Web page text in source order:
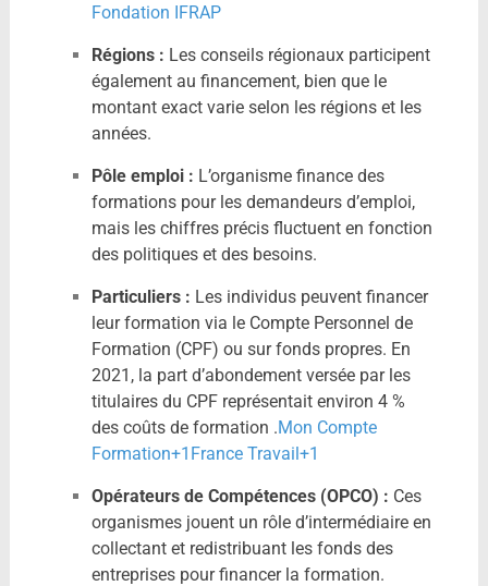
Fondation IFRAP
Régions : Les conseils régionaux participent
également au financement, bien que le
montant exact varie selon les régions et les
années.
Pôle emploi : L’organisme finance des
formations pour les demandeurs d’emploi,
mais les chiffres précis fluctuent en fonction
des politiques et des besoins.
Particuliers : Les individus peuvent financer
leur formation via le Compte Personnel de
Formation (CPF) ou sur fonds propres. En
2021, la part d’abondement versée par les
titulaires du CPF représentait environ 4 %
des coûts de formation .​Mon Compte
Formation+1 France Travail+1
Opérateurs de Compétences (OPCO) : Ces
organismes jouent un rôle d’intermédiaire en
collectant et redistribuant les fonds des
entreprises pour financer la formation.